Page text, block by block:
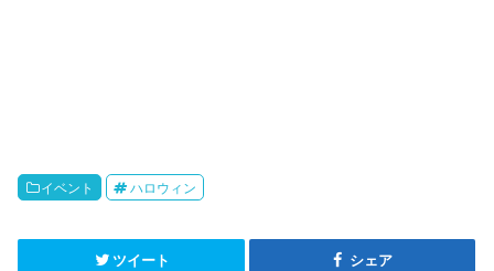
イベント ハロウィン
ツイート シェア